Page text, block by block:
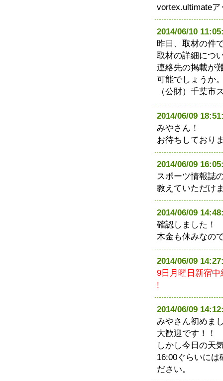
vortex.ultimate
2014/06/10
昨日、取材の件
取材の詳細につ
連絡先の掲載が
可能でしょうか
（公財）千葉
2014/06/09
みやさん！
お待ちしており
2014/06/09
スポーツ情報誌
教えていただけ
2014/06/09
確認しました！
木金も休みなの
2014/06/09
9日月曜日新宿
!
2014/06/09
みやさん初めま
大歓迎です！！
しかし今日の天
16:00ぐらいに
ださい。